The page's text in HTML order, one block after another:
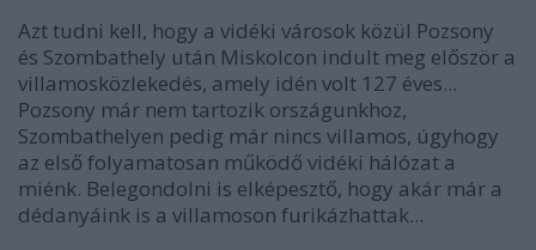
Azt tudni kell, hogy a vidéki városok közül Pozsony
és Szombathely után Miskolcon indult meg először a
villamosközlekedés, amely idén volt 127 éves...
Pozsony már nem tartozik országunkhoz,
Szombathelyen pedig már nincs villamos, úgyhogy
az első folyamatosan működő vidéki hálózat a
miénk. Belegondolni is elképesztő, hogy akár már a
dédanyáink is a villamoson furikázhattak...